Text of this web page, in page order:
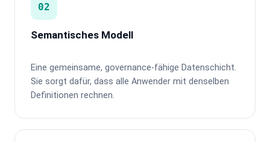
02
Semantisches Modell
Eine gemeinsame, governance-fähige Datenschicht.
Sie sorgt dafür, dass alle Anwender mit denselben
Definitionen rechnen.